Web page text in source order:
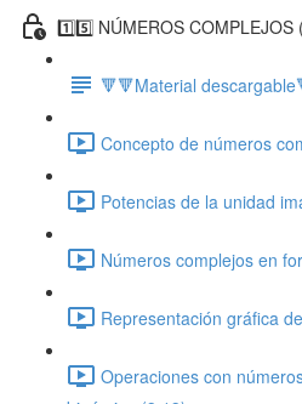
1️⃣5️⃣ NÚMEROS COMPLEJOS
🔻🔻Material
Concepto de números
Potencias de la unidad
Números complejos en
Representación gráfica
Operaciones con